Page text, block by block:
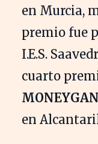
en Murcia,
premio fue
I.E.S.
cuarto
en